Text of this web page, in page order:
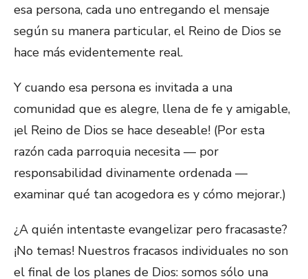
esa persona, cada uno entregando el mensaje
según su manera particular, el Reino de Dios se
hace más evidentemente real.
Y cuando esa persona es invitada a una
comunidad que es alegre, llena de fe y amigable,
¡el Reino de Dios se hace deseable! (Por esta
razón cada parroquia necesita — por
responsabilidad divinamente ordenada —
examinar qué tan acogedora es y cómo mejorar.)
¿A quién intentaste evangelizar pero fracasaste?
¡No temas! Nuestros fracasos individuales no son
el final de los planes de Dios: somos sólo una